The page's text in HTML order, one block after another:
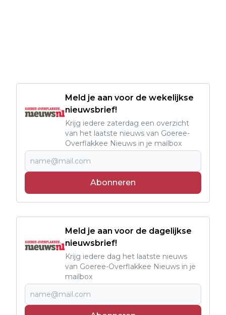
Meld je aan voor de wekelijkse
nieuwsbrief!
Krijg iedere zaterdag een overzicht
van het laatste nieuws van Goeree-
Overflakkee Nieuws in je mailbox
Abonneren
Meld je aan voor de dagelijkse
nieuwsbrief!
Krijg iedere dag het laatste nieuws
van Goeree-Overflakkee Nieuws in je
mailbox